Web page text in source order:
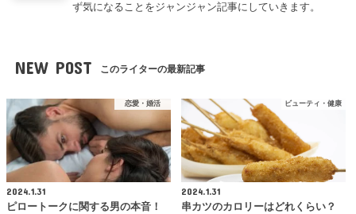
ず気になることをジャンジャン記事にしていきます。
NEW POST このライターの最新記事
恋愛・婚活
2024.1.31
ピロートークに関する男の本音！
ビューティ・健康
2024.1.31
串カツのカロリーはどれくらい？